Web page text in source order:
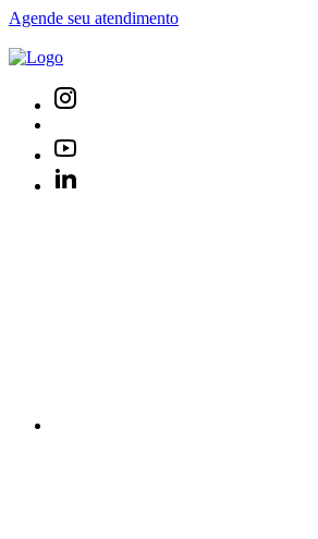
Agende seu atendimento